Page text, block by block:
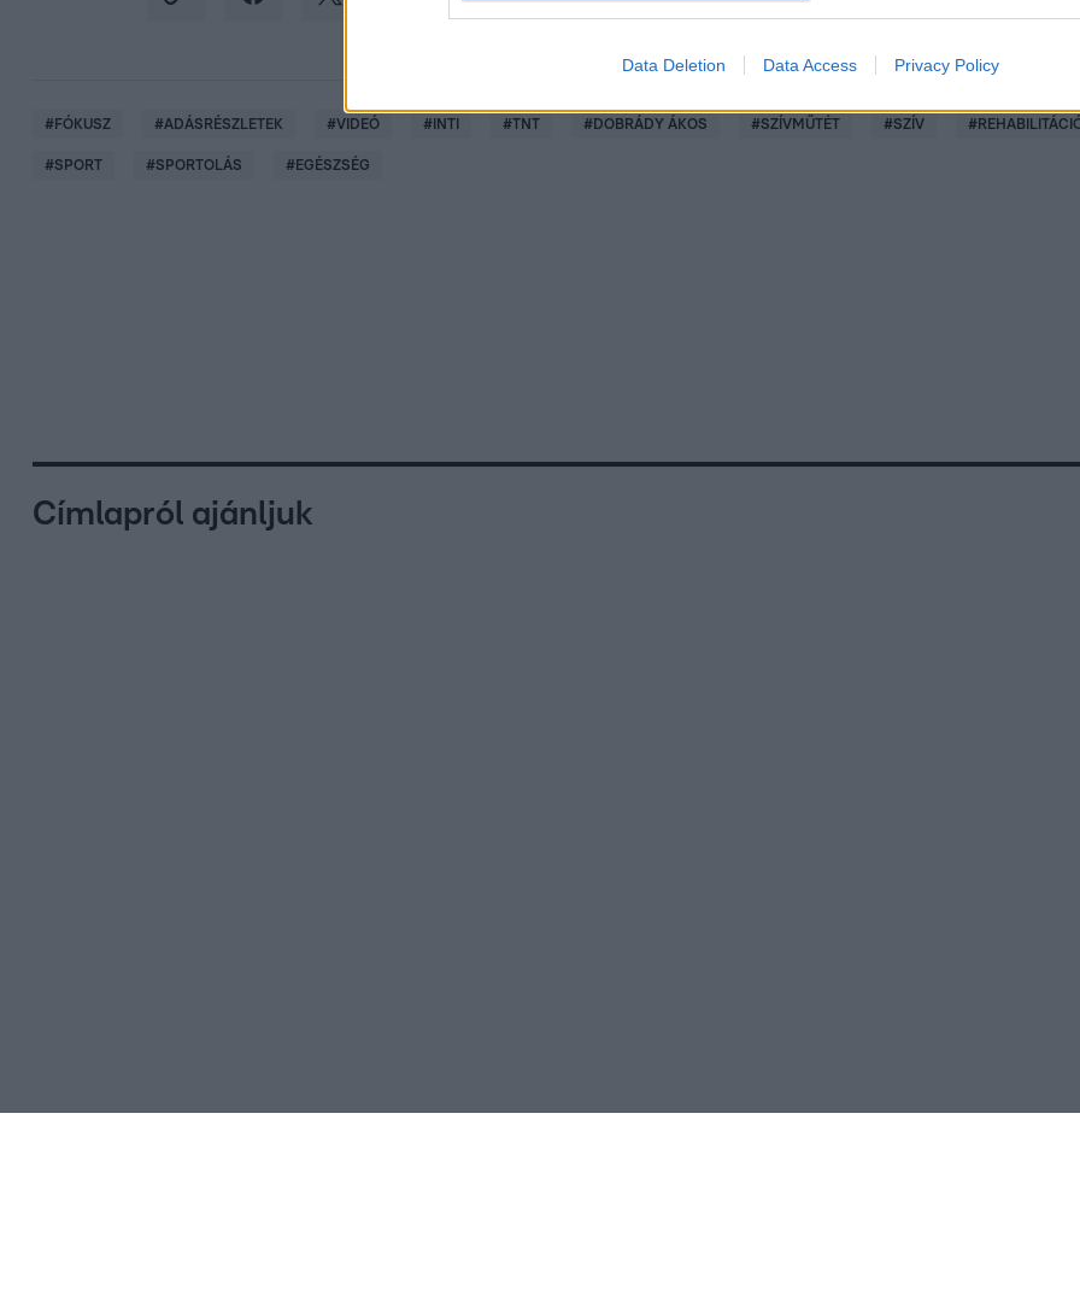
Data Deletion Data Access Privacy Policy
#FÓKUSZ #ADÁSRÉSZLETEK #VIDEÓ # INTI #TNT #DOBRÁDY ÁKOS #SZÍVMŰTÉT #SZÍV #
#SPORT #SPORTOLÁS #EGÉSZSÉG
Címlapról ajánljuk